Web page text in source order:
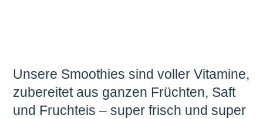
Unsere Smoothies sind voller Vitamine,
zubereitet aus ganzen Früchten, Saft
und Fruchteis – super frisch und super